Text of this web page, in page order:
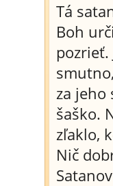
Tá
Boh
pozrieť.
za jeho
šaško.
zľaklo,
Nič